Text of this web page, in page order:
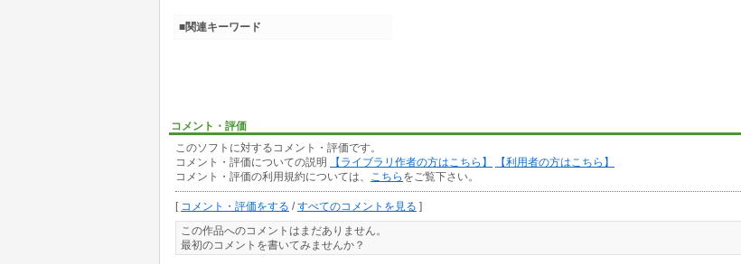
コメント・評価
このソフトに対するコメント・評価です。
コメント・評価についての説明
【ライブラリ作者の方はこちら】
【利用者の方はこちら】
コメント・評価の利用規約については、
こちら をご覧下さい。
[ コメント・評価をする /すべてのコメントを見る ]
この作品へのコメントはまだありません。
最初のコメントを書いてみませんか？
■関連キーワード